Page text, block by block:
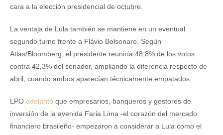
cara a la elección presidencial de octubre.
La ventaja de Lula también se mantiene en un eventual
segundo turno frente a Flávio Bolsonaro. Según
Atlas/Bloomberg, el presidente reuniría 48,8% de los votos
contra 42,3% del senador, ampliando la diferencia respecto de
abril, cuando ambos aparecían técnicamente empatados
LPO adelantó que empresarios, banqueros y gestores de
inversión de la avenida Faria Lima -el corazón del mercado
financiero brasileño- empezaron a considerar a Lula como el